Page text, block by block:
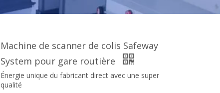
Machine de scanner de colis Safeway
System pour gare routière
Énergie unique du fabricant direct avec une super
qualité